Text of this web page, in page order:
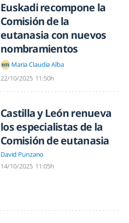
Euskadi recompone la
Comisión de la
eutanasia con nuevos
nombramientos
Maria Claudia Alba
22/10/2025 11:50h
Castilla y León renueva
los especialistas de la
Comisión de eutanasia
David Punzano
14/10/2025 11:05h